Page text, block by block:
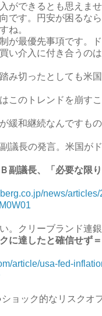
ができるとも思えませ
です。円安が困るな
ね。
が最優先事項です。ド
い介入に付き合うの
み切ったとしても米
このトレンドを崩す
緩和継続なんですもの
議長の発言。米国が
副議長、「必要な限
news/
。クリーブランド連銀
に達したと確信せず
article/usa-fed-
ョック的なリスクオ